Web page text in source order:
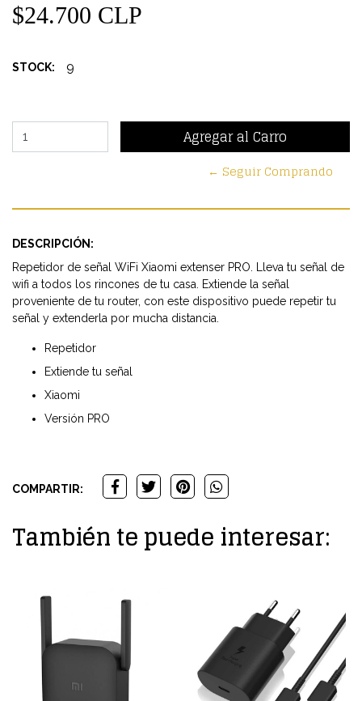
$24.700 CLP
STOCK: 9
← Seguir Comprando
DESCRIPCIÓN:
Repetidor de señal WiFi Xiaomi extenser PRO. Lleva tu señal de
wifi a todos los rincones de tu casa. Extiende la señal
proveniente de tu router, con este dispositivo puede repetir tu
señal y extenderla por mucha distancia.
Repetidor
Extiende tu señal
Xiaomi
Versión PRO
COMPARTIR:
También te puede interesar: